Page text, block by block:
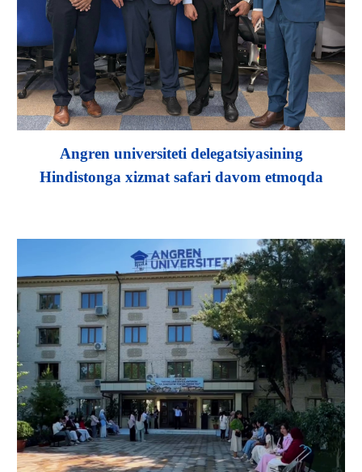
Angren universiteti delegatsiyasining
Hindistonga xizmat safari davom etmoqda